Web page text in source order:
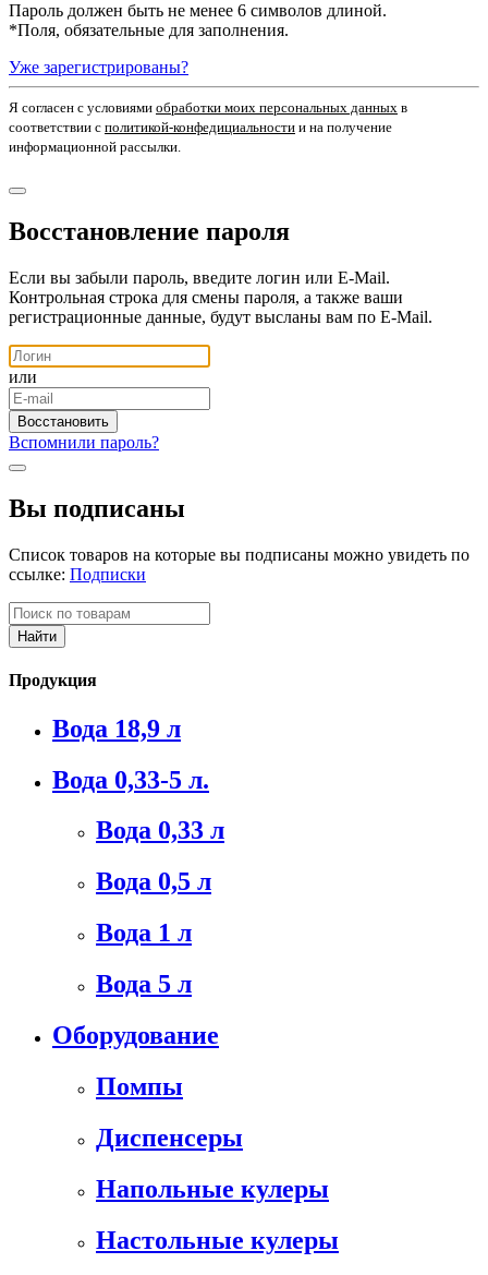
Пароль должен быть не менее 6 символов длиной.
*Поля, обязательные для заполнения.
Уже зарегистрированы?
Я согласен c условиями обработки моих персональных данных в
соответствии с политикой-конфедициальности и на получение
информационной рассылки.
Восстановление пароля
Если вы забыли пароль, введите логин или E-Mail.
Контрольная строка для смены пароля, а также ваши
регистрационные данные, будут высланы вам по E-Mail.
или
Вспомнили пароль?
Вы подписаны
Список товаров на которые вы подписаны можно увидеть по
ссылке: Подписки
Продукция
Вода 18,9 л
Вода 0,33-5 л.
Вода 0,33 л
Вода 0,5 л
Вода 1 л
Вода 5 л
Оборудование
Помпы
Диспенсеры
Напольные кулеры
Настольные кулеры